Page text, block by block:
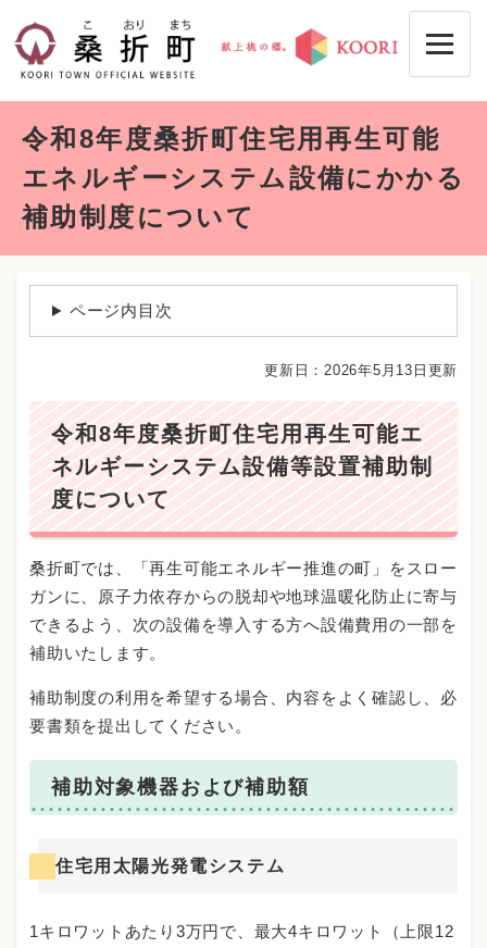
先
令和8年度桑折町住宅用再生可能
エネルギーシステム設備にかかる
補助制度について
ページ内目次
更新日：2026年5月13日更新
令和8年度桑折町住宅用再生可能エ
ネルギーシステム設備等設置補助制
度について
桑折町では、「再生可能エネルギー推進の町」をスロー
ガンに、原子力依存からの脱却や地球温暖化防止に寄与
できるよう、次の設備を導入する方へ設備費用の一部を
補助いたします。
補助制度の利用を希望する場合、内容をよく確認し、必
要書類を提出してください。
補助対象機器および補助額
住宅用太陽光発電システム
1キロワットあたり3万円で、最大4キロワット（上限12